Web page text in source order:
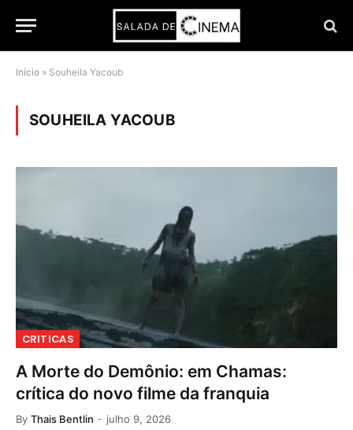
Início » Souheila Yacoub
SOUHEILA YACOUB
CRITICAS
A Morte do Demônio: em Chamas:
crítica do novo filme da franquia
By Thais Bentlin julho 9, 2026